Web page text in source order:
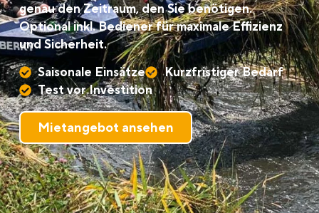
genau den Zeitraum, den Sie benötigen.
Optional inkl. Bediener für maximale Effizienz
und Sicherheit.
Saisonale Einsätze
Kurzfristiger Bedarf
Test vor Investition
Mietangebot ansehen